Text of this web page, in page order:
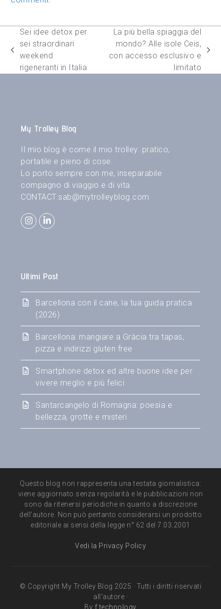
post
precedente:
Sei idee detox per
sei straordinari
weekend
rigeneranti in Italia
articolo
La più bella spiaggia del
mondo? Alle isole Ceis,
con accesso esclusivo e
limitato
My Trolley Blog
Il mio blog è come il mio trolley: pratico,
portatile e pieno di cose.
Lo porto sempre con me, inseparabile
compagno di viaggio e di vita.
CONTACT:sab@mytrolleyblog.com
Instagram
LinkedIn
Ultimi Post
Barcellona con il cane, la tua guida pratica
(2026)
Barcellona: mangiare a Gràcia tra tapas,
pizza e indirizzi gluten free
Smartphone detox ed altre buone idee per
vivere meglio e più felici
Santarcangelo di Romagna: poesia e
bellezza, grotte e misteri
Questo blog non rappresenta una testata giornalistica:
viene aggiornato senza regolarità e le pubblicazioni non
sono da ritenersi periodiche in quanto a discrezione
dell’autore. Non può pertanto considerarsi un prodotto
editoriale ai sensi della legge n° 62 del 7.03.2001
Vedi la Privacy Policy
© Copyright My Trolley Blog 2025 · Tutti i diritti riservati
all’autore ·
By f.technology